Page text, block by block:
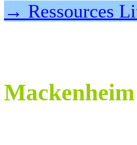
→ Ressources
Mackenheim